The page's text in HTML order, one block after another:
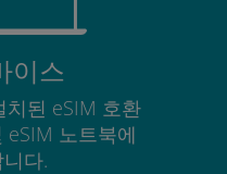
이스
된 eSIM 호환
eSIM 노트북에
다.